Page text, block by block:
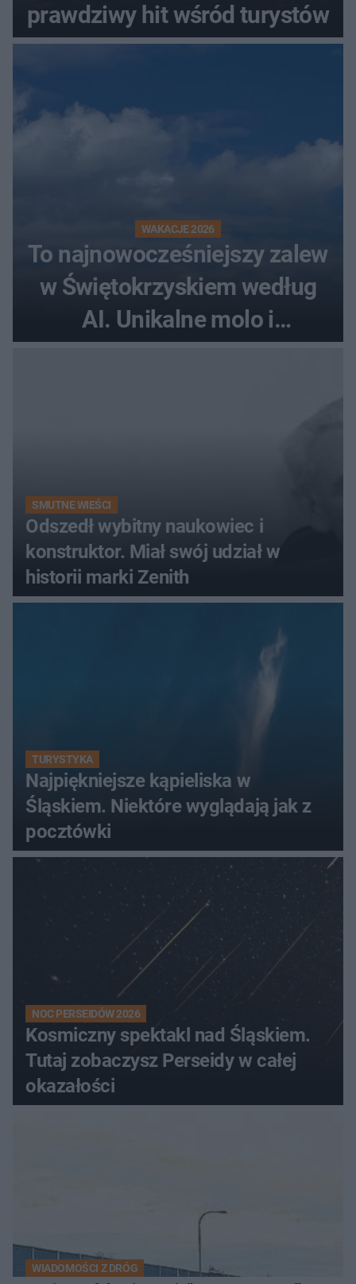
prawdziwy hit wśród turystów
WAKACJE 2026
To najnowocześniejszy zalew
w Świętokrzyskiem według
AI. Unikalne molo i
SMUTNE WIEŚCI
Odszedł wybitny naukowiec i
konstruktor. Miał swój udział w
historii marki Zenith
TURYSTYKA
Najpiękniejsze kąpieliska w
Śląskiem. Niektóre wyglądają jak z
pocztówki
NOC PERSEIDÓW 2026
Kosmiczny spektakl nad Śląskiem.
Tutaj zobaczysz Perseidy w całej
okazałości
WIADOMOŚCI Z DRÓG